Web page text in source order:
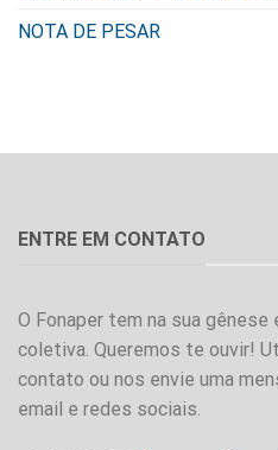
NOTA DE PESAR
ENTRE EM CONTATO
O Fonaper tem na sua
coletiva. Queremos te ouvir!
contato ou nos envie uma
email e redes sociais.